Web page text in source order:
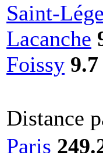
Saint-
Lacanche
Foissy
Distance
Paris